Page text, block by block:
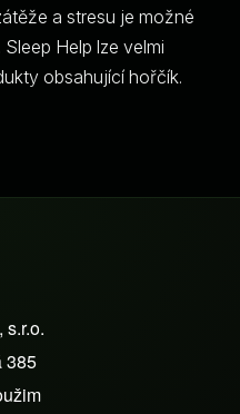
a stresu je možné
Help lze velmi
obsahující hořčík.
s.r.o.
385